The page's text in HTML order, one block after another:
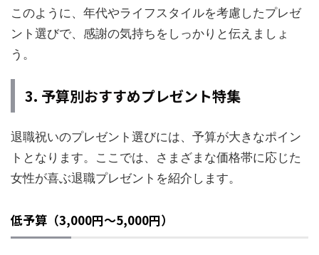
このように、年代やライフスタイルを考慮したプレゼ
ント選びで、感謝の気持ちをしっかりと伝えましょ
う。
3. 予算別おすすめプレゼント特集
退職祝いのプレゼント選びには、予算が大きなポイン
トとなります。ここでは、さまざまな価格帯に応じた
女性が喜ぶ退職プレゼントを紹介します。
低予算（3,000円～5,000円）